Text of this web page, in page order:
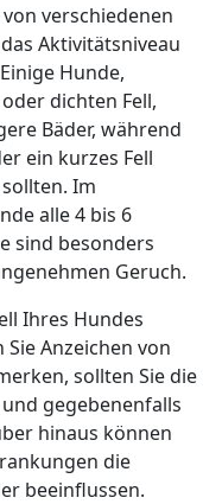
verschiedenen
Aktivitätsniveau
Hunde,
dichten Fell,
Bäder, während
ein kurzes Fell
Im
alle 4 bis 6
sind besonders
Geruch.
Ihres Hundes
Anzeichen von
sollten Sie die
gegebenenfalls
hinaus können
die
beeinflussen.